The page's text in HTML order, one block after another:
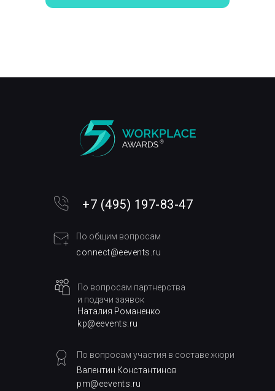
®
pm@eevents.ru
Валентин Константинов
По вопросам участия в составе жюри
По вопросам партнерства
и подачи заявок
Наталия Романенко
kp@eevents.ru
+7 (495) 197-83-47
По общим вопросам
connect@eevents.ru